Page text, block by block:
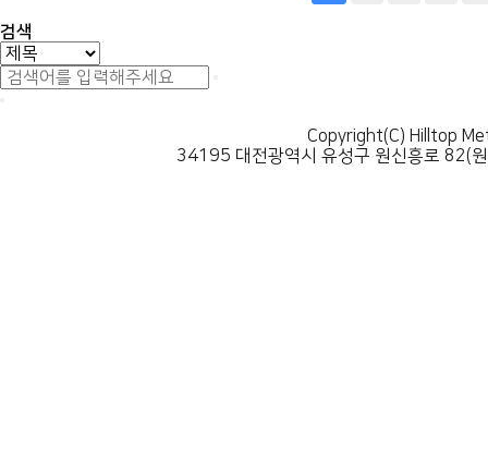
검색
Copyright(C) Hilltop
34195 대전광역시 유성구 원신흥로